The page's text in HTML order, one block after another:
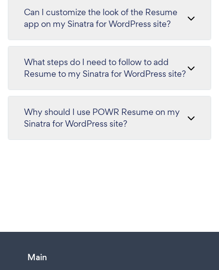
Can I customize the look of the Resume
app on my Sinatra for WordPress site?
What steps do I need to follow to add
Resume to my Sinatra for WordPress site?
Why should I use POWR Resume on my
Sinatra for WordPress site?
Main